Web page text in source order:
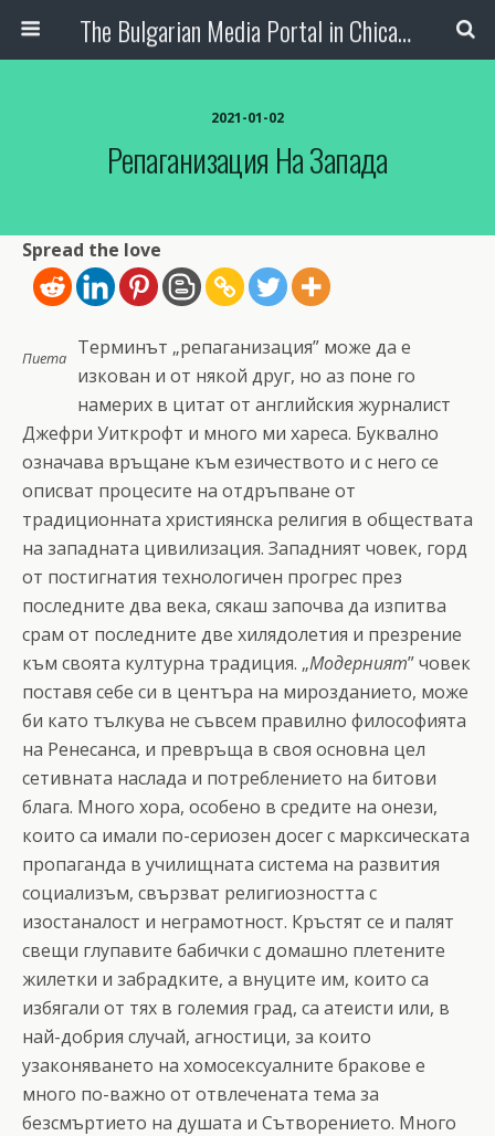
The Bulgarian Media Portal in Chicago
2021-01-02
Репаганизация На Запада
Spread the love
Пиета
Терминът „репаганизация” може да е
изкован и от някой друг, но аз поне го
намерих в цитат от английския журналист
Джефри Уиткрофт и много ми хареса. Буквално
означава връщане към езичеството и с него се
описват процесите на отдръпване от
традиционната християнска религия в обществата
на западната цивилизация. Западният човек, горд
от постигнатия технологичен прогрес през
последните два века, сякаш започва да изпитва
срам от последните две хилядолетия и презрение
към своята културна традиция. „Модерният” човек
поставя себе си в центъра на мирозданието, може
би като тълкува не съвсем правилно философията
на Ренесанса, и превръща в своя основна цел
сетивната наслада и потреблението на битови
блага. Много хора, особено в средите на онези,
които са имали по-сериозен досег с марксическата
пропаганда в училищната система на развития
социализъм, свързват религиозността с
изостаналост и неграмотност. Кръстят се и палят
свещи глупавите бабички с домашно плетените
жилетки и забрадките, а внуците им, които са
избягали от тях в големия град, са атеисти или, в
най-добрия случай, агностици, за които
узаконяването на хомосексуалните бракове е
много по-важно от отвлечената тема за
безсмъртието на душата и Сътворението. Много